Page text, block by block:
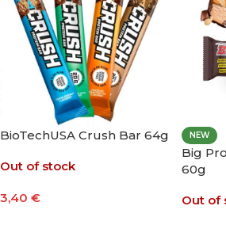
BioTechUSA Crush Bar 64g
Out of stock
3,40 €
NEW
Big
60g
Out of